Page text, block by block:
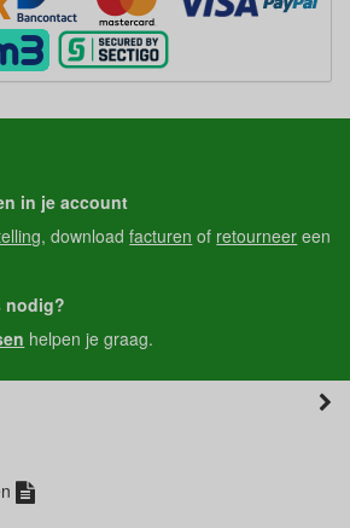
in je account
, downloadfacturen of retourneer een
nodig?
helpen je graag.